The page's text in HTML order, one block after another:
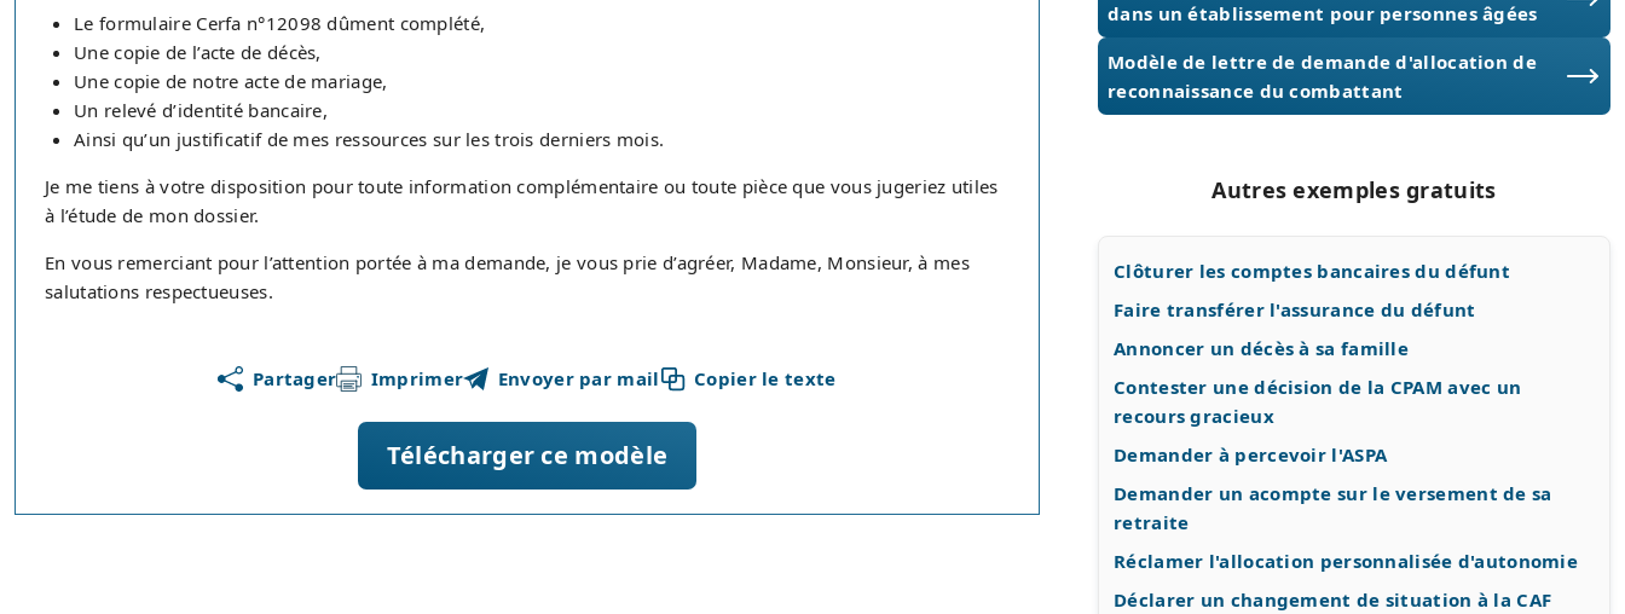
Le formulaire Cerfa n°12098 dûment complété,
Une copie de l’acte de décès,
Une copie de notre acte de mariage,
Un relevé d’identité bancaire,
Ainsi qu’un justificatif de mes ressources sur les trois derniers mois.
Je me tiens à votre disposition pour toute information complémentaire ou toute pièce que vous jugeriez utiles
à l’étude de mon dossier.
En vous remerciant pour l’attention portée à ma demande, je vous prie d’agréer, Madame, Monsieur, à mes
salutations respectueuses.
Partager Imprimer Envoyer par mail Copier le texte
Télécharger ce modèle
dans un établissement pour personnes âgées
Modèle de lettre de demande d'allocation de
reconnaissance du combattant
Autres exemples gratuits
Clôturer les comptes bancaires du défunt
Faire transférer l'assurance du défunt
Annoncer un décès à sa famille
Contester une décision de la CPAM avec un
recours gracieux
Demander à percevoir l'ASPA
Demander un acompte sur le versement de sa
retraite
Réclamer l'allocation personnalisée d'autonomie
Déclarer un changement de situation à la CAF